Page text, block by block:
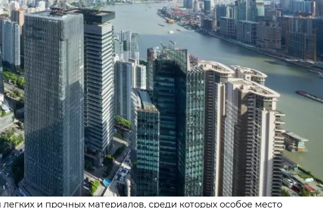
и прочных материалов, среди которых особое место